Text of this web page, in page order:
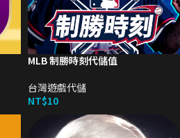
MLB 制勝時刻代儲值
台灣遊戲代儲
NT$10